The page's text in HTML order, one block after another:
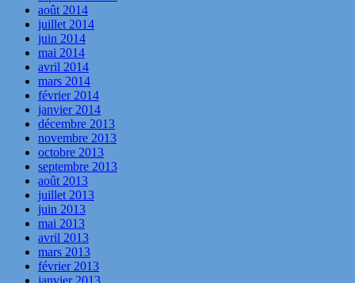
août 2014
juillet 2014
juin 2014
mai 2014
avril 2014
mars 2014
février 2014
janvier 2014
décembre 2013
novembre 2013
octobre 2013
septembre 2013
août 2013
juillet 2013
juin 2013
mai 2013
avril 2013
mars 2013
février 2013
janvier 2013